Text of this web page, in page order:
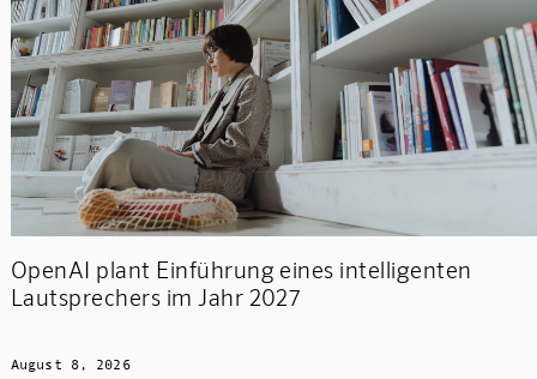
OpenAI plant Einführung eines intelligenten
Lautsprechers im Jahr 2027
August 8, 2026